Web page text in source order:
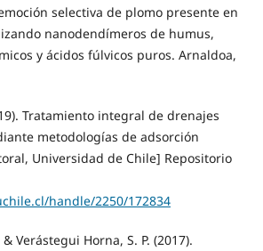
selectiva de plomo presente en
nanodendímeros de humus,
y ácidos fúlvicos puros. Arnaldoa,
Tratamiento integral de drenajes
metodologías de adsorción
Universidad de Chile] Repositorio
handle/2250/172834
Verástegui Horna, S. P. (2017).